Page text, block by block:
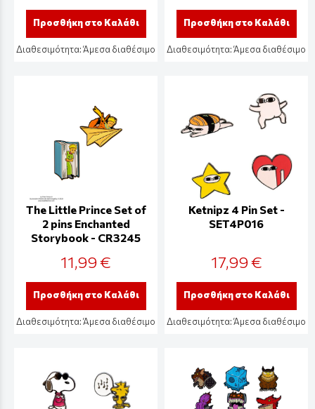
Προσθήκη στο Καλάθι
Διαθεσιμότητα:Άμεσα διαθέσιμο
Προσθήκη στο Καλάθι
Διαθεσιμότητα:Άμεσα διαθέσιμο
The Little Prince Set of
2 pins Enchanted
Storybook - CR3245
11,99 €
Προσθήκη στο Καλάθι
Διαθεσιμότητα:Άμεσα διαθέσιμο
Ketnipz 4 Pin Set -
SET4P016
17,99 €
Προσθήκη στο Καλάθι
Διαθεσιμότητα:Άμεσα διαθέσιμο